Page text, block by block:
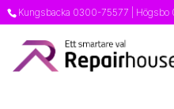
Kungsbacka 0300-75577 | Högsbo